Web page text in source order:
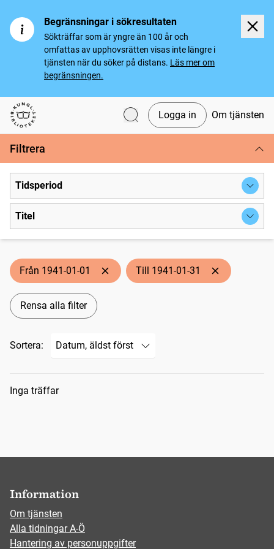
Begränsningar i sökresultaten
Sökträffar som är yngre än 100 år och
omfattas av upphovsrätten visas inte längre i
tjänsten när du söker på distans. Läs mer om
begränsningen.
Svenska tidningar
Logga in Om tjänsten
Filtrera
Tidsperiod
Titel
Från 1941-01-01 Till 1941-01-31
Rensa alla filter
Sortera:
Sökresultat
Inga träffar
Information
Om tjänsten
Alla tidningar A-Ö
Hantering av personuppgifter